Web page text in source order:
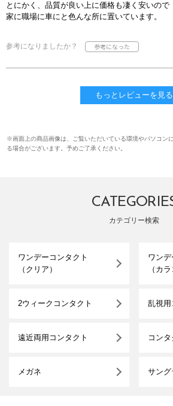
とにかく、品質が良い上に価格も凄く安いので
家に職場に車にと色んな所に置いています。
参考になりましたか？
もっとレビューを見る
※画面上の商品画像は、ご覧いただいている環境やパソコン
る場合がございます。予めご了承ください。
カテゴリー検索
ワンデーコンタクト
（クリア）
ワンデ
（カ
2ウィークコンタクト 乱視用
遠近両用コンタクト コン
メガネ サング